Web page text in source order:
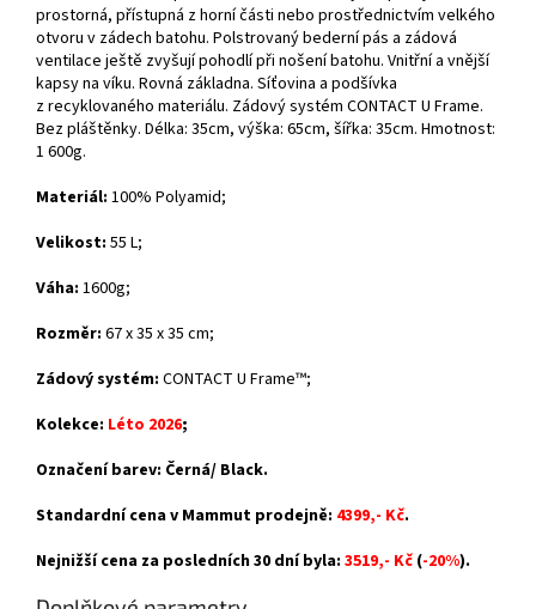
prostorná, přístupná z horní části nebo prostřednictvím velkého
otvoru v zádech batohu. Polstrovaný bederní pás a zádová
ventilace ještě zvyšují pohodlí při nošení batohu. Vnitřní a vnější
kapsy na víku. Rovná základna. Síťovina a podšívka
z recyklovaného materiálu. Zádový systém CONTACT U Frame.
Bez pláštěnky. Délka: 35cm, výška: 65cm, šířka: 35cm. Hmotnost:
1 600g.
Materiál: 100% Polyamid;
Velikost: 55 L;
Váha: 1600g;
Rozměr: 67 x 35 x 35 cm;
Zádový systém: CONTACT U Frame™;
Kolekce: Léto 2026;
Označení barev: Černá/ Black.
Standardní cena v Mammut prodejně: 4399,- Kč.
Nejnižší cena za posledních 30 dní byla: 3519,- Kč (-20%).